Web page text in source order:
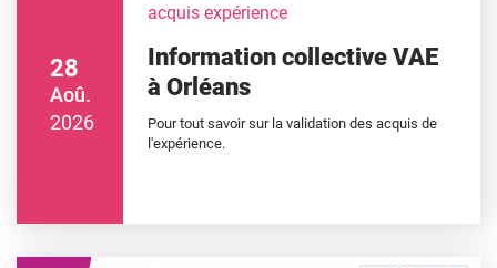
28
Aoû.
2026
acquis expérience
Information collective VAE
à Orléans
Pour tout savoir sur la validation des acquis de
l'expérience.